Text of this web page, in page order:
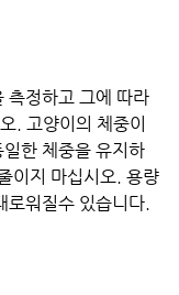
측정하고 그에 따라
. 고양이의 체중이
한 체중을 유지하
이지 마십시오. 용량
로워질수 있습니다.